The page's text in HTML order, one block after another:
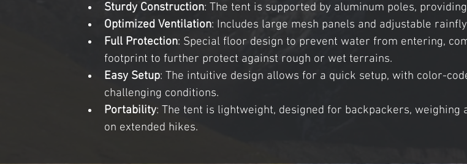
Sturdy Construction: The tent is supported by aluminum poles,
Optimized Ventilation: Includes large mesh panels and adjustable
Full Protection: Special floor design to prevent water from entering,
footprint to further protect against rough or wet terrains.
Easy Setup: The intuitive design allows for a quick setup, with color-
challenging conditions.
Portability: The tent is lightweight, designed for backpackers,
on extended hikes.